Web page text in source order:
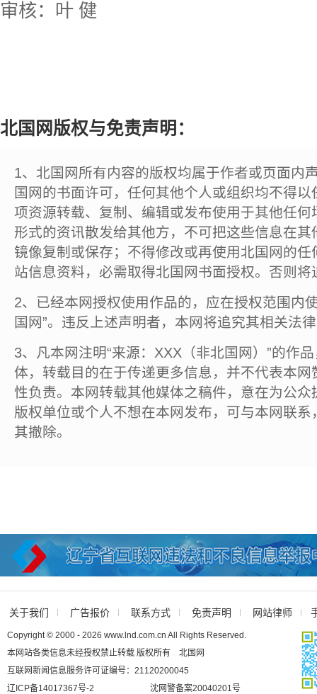
审核：叶 健
北国网版权与免责声明：
1、北国网所有内容的版权均属于作者或页面内
国网的书面许可，任何其他个人或组织均不得
项资源转载、复制、编辑或发布使用于其他任
形式的资讯散发给其他方，不可把这些信息在
镜像复制或保存；不得修改或再使用北国网的
站信息资料，必需取得北国网书面授权。否则将
2、已经本网授权使用作品的，应在授权范围内
国网”。违反上述声明者，本网将追究其相关法
3、凡本网注明“来源：XXX（非北国网）”的作
体，转载目的在于传递更多信息，并不代表本
性负责。本网转载其他媒体之稿件，意在为公
版权单位或个人不想在本网发布，可与本网联
其撤除。
关于我们 广告报价 联系方式 免责声明 网站律师
Copyright © 2000 - 2026 www.lnd.com.cn All Rights Reserved.
本网站各类信息未经授权禁止转载 版权所有 北国网
互联网新闻信息服务许可证编号：21120200045
辽ICP备14017367号-2
沈网警备案20040201号